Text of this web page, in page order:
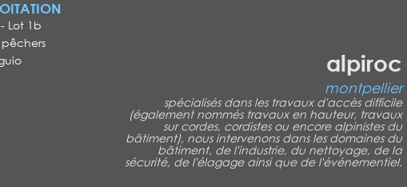
Lot 1b
alpiroc
montpellier
spécialisés dans les travaux d'accès difficile
(également nommés travaux en hauteur, travaux
sur cordes, cordistes ou encore alpinistes du
bâtiment), nous intervenons dans les domaines du
bâtiment, de l'industrie, du nettoyage, de la
sécurité, de l'élagage ainsi que de l'événementiel.